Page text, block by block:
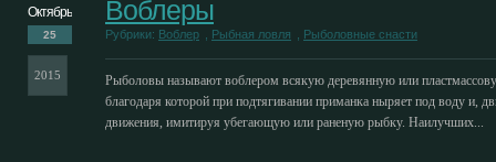
Воблеры
Рубрики: Воблер Рыбная ловля Рыболовные снасти
Октябрь
25
2015
Рыболовы называют воблером всякую деревянную или
благодаря которой при подтягивании приманка ныряет под воду и,
движения, имитируя убегающую или раненую рыбку. Наилучших...